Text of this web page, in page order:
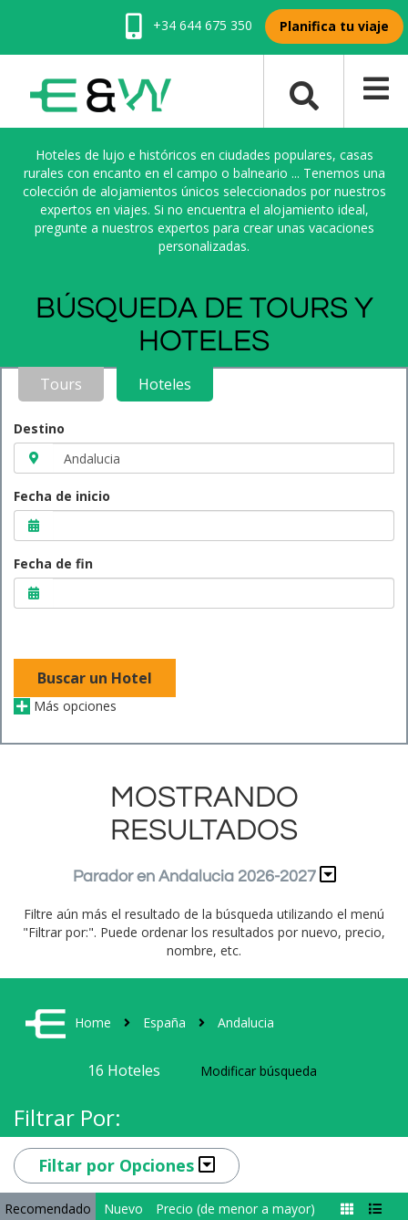
+34 644 675 350 Planifica tu viaje
Hoteles de lujo e históricos en ciudades populares, casas
rurales con encanto en el campo o balneario ... Tenemos una
colección de alojamientos únicos seleccionados por nuestros
expertos en viajes. Si no encuentra el alojamiento ideal,
pregunte a nuestros expertos para crear unas vacaciones
personalizadas.
BÚSQUEDA DE TOURS Y
HOTELES
Tours Hoteles
Destino
Fecha de inicio
Fecha de fin
Buscar un Hotel
Más opciones
MOSTRANDO
RESULTADOS
Parador en Andalucia 2026-2027
Filtre aún más el resultado de la búsqueda utilizando el menú
"Filtrar por:". Puede ordenar los resultados por nuevo, precio,
nombre, etc.
Home España Andalucia
16 Hoteles Modificar búsqueda
Filtrar Por:
Filtar por Opciones
Recomendado Nuevo
Precio (de menor a mayor)